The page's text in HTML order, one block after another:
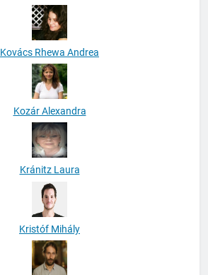
Kovács Rhewa Andrea
Kozár Alexandra
Kránitz Laura
Kristóf Mihály